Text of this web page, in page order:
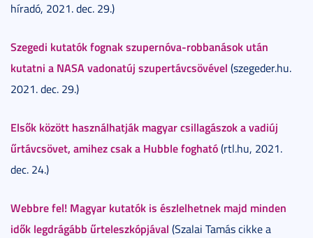
híradó, 2021. dec. 29.)
Szegedi kutatók fognak szupernóva-robbanások után
kutatni a NASA vadonatúj szupertávcsövével (szegeder.hu.
2021. dec. 29.)
Elsők között használhatják magyar csillagászok a vadiúj
űrtávcsövet, amihez csak a Hubble fogható(rtl.hu, 2021.
dec. 24.)
Webbre fel! Magyar kutatók is észlelhetnek majd minden
idők legdrágább űrteleszkópjával (Szalai Tamás cikke a